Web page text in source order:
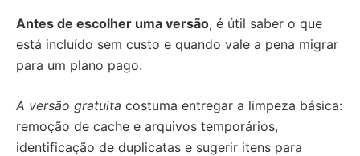
Antes de escolher uma versão, é útil saber o que
está incluído sem custo e quando vale a pena migrar
para um plano pago.
A versão gratuita costuma entregar a limpeza básica:
remoção de cache e arquivos temporários,
identificação de duplicatas e sugerir itens para